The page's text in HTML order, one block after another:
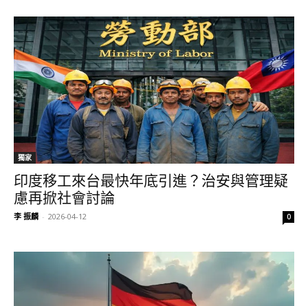
獨家
印度移工來台最快年底引進？治安與管理疑
慮再掀社會討論
李 振麟 - 2026-04-12 0